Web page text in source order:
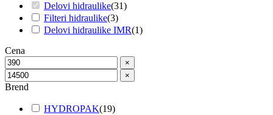
Delovi hidraulike(31)
Filteri hidraulike(3)
Delovi hidraulike IMR(1)
Cena
×
×
Brend
HYDROPAK(19)